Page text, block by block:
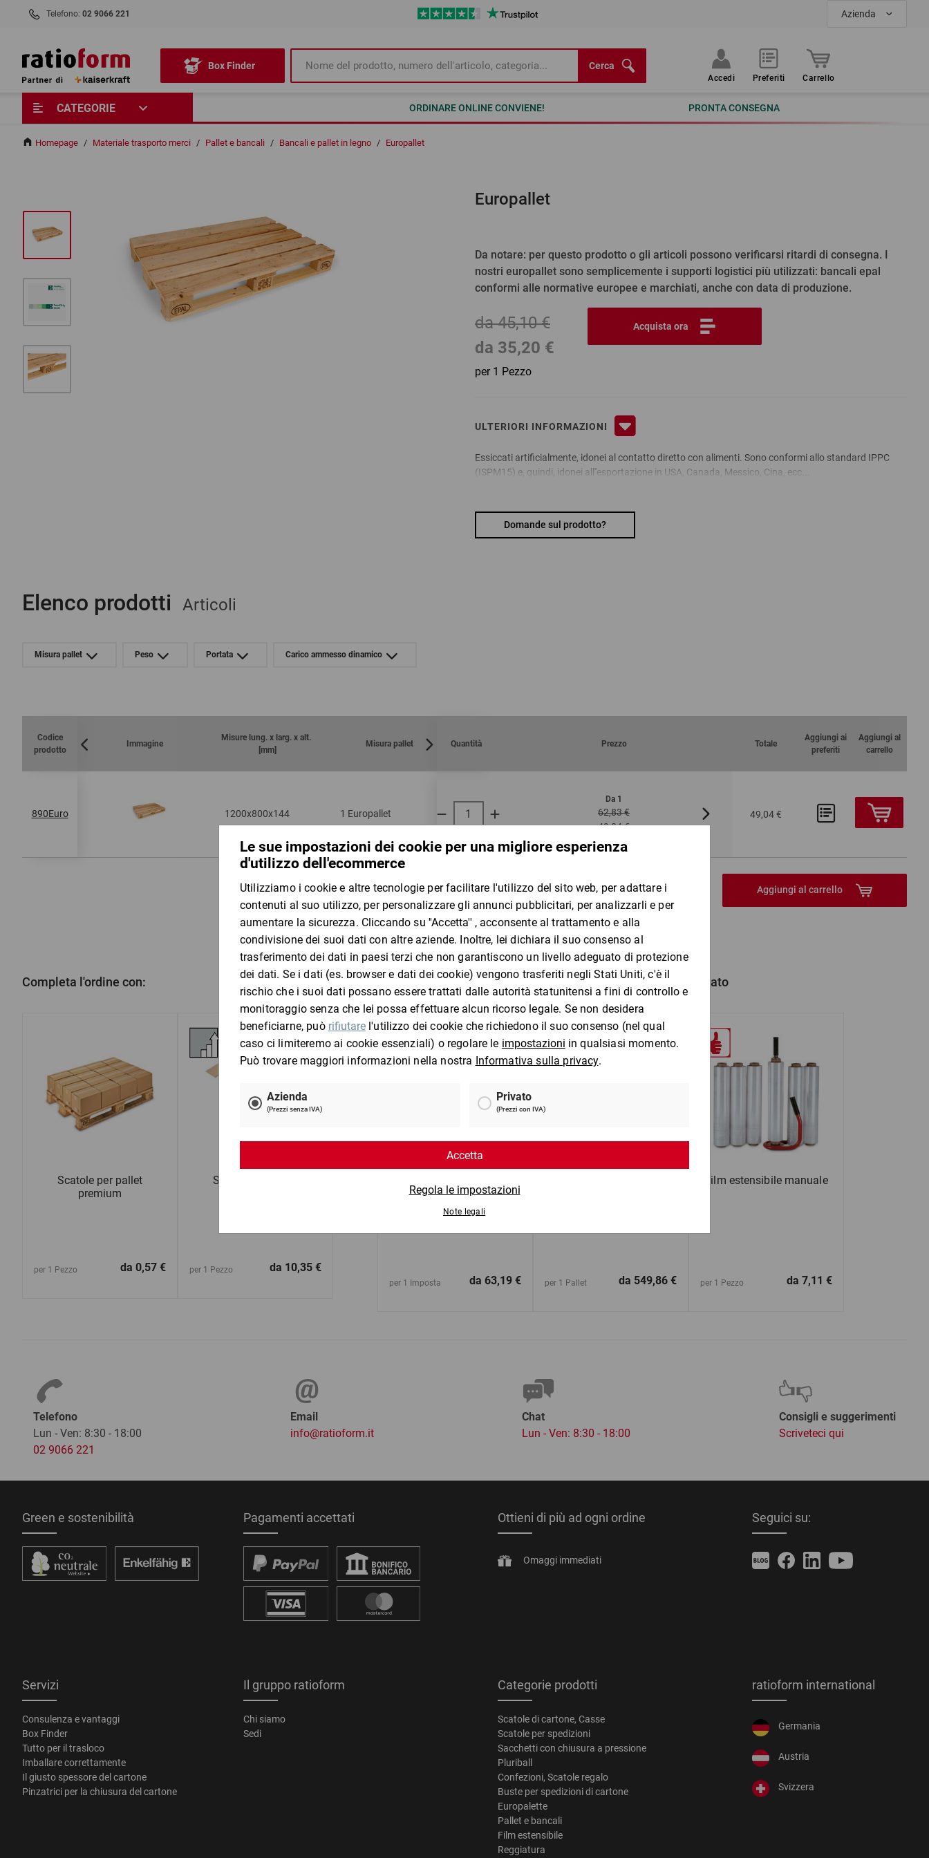
Telefono: 02 9066 221 Azienda
Box Finder Cerca
Accedi Preferiti Carrello
CATEGORIE ORDINARE ONLINE CONVIENE! PRONTA CONSEGNA
Homepage / Materiale trasporto merci / Pallet e bancali / Bancali e pallet in legno / Europallet
Europallet
Da notare: per questo prodotto o gli articoli possono verificarsi ritardi di consegna. I
nostri europallet sono semplicemente i supporti logistici più utilizzati: bancali epal
conformi alle normative europee e marchiati, anche con data di produzione.
da 45,10 €
da 35,20 €
per 1 Pezzo
Acquista ora
ULTERIORI INFORMAZIONI
Essiccati artificialmente, idonei al contatto diretto con alimenti. Sono conformi allo standard IPPC
(ISPM15) e, quindi, idonei all''esportazione in USA, Canada, Messico, Cina, ecc...
la migliore qualità presente sul mercato
Domande sul prodotto?
Elenco prodotti Articoli
Misura pallet Peso Portata Carico ammesso dinamico
Codice
prodotto
Immagine
Misure lung. x larg. x alt.
[mm]
Misura pallet Quantità Prezzo Totale
Aggiungi ai
preferiti
Aggiungi al
carrello
890Euro 1200x800x144 1 Europallet 25
Da 1
62,83 €
49,04 €
60,27 €
per 1 Pezzo
49,04 €
Aggiungi al carrello
Completa l'ordine con:
Scatole per pallet
premium
per 1 Pezzo da 0,57 €
Scatole per pallet
per 1 Pezzo da 10,35 €
I clienti che hanno visto questo prodotto hanno anche comprato
estensibile con manicotti
di scorrimento
per 1 Imposta da 63,19 € per 1 Pallet da 549,86 €
Film estensibile manuale
per 1 Pezzo da 7,11 €
Telefono
Lun - Ven: 8:30 - 18:00
02 9066 221
Email
info@ratioform.it
Chat
Lun - Ven: 8:30 - 18:00
Consigli e suggerimenti
Scriveteci qui
Green e sostenibilità Pagamenti accettati Ottieni di più ad ogni ordine
Omaggi immediati
Seguici su:
Servizi
Consulenza e vantaggi
Box Finder
Tutto per il trasloco
Imballare correttamente
Il giusto spessore del cartone
Pinzatrici per la chiusura del cartone
Il gruppo ratioform
Chi siamo
Sedi
Categorie prodotti
Scatole di cartone, Casse
Scatole per spedizioni
Sacchetti con chiusura a pressione
Pluriball
Confezioni, Scatole regalo
Buste per spedizioni di cartone
Europalette
Pallet e bancali
Film estensibile
Reggiatura
ratioform international
Germania
Austria
Svizzera